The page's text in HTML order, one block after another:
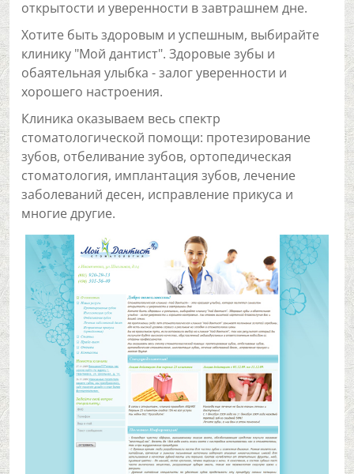
открытости и уверенности в завтрашнем дне.
Хотите быть здоровым и успешным, выбирайте
клинику "Мой дантист". Здоровые зубы и
обаятельная улыбка - залог уверенности и
хорошего настроения.
Клиника оказываем весь спектр
стоматологической помощи: протезирование
зубов, отбеливание зубов, ортопедическая
стоматология, имплантация зубов, лечение
заболеваний десен, исправление прикуса и
многие другие.